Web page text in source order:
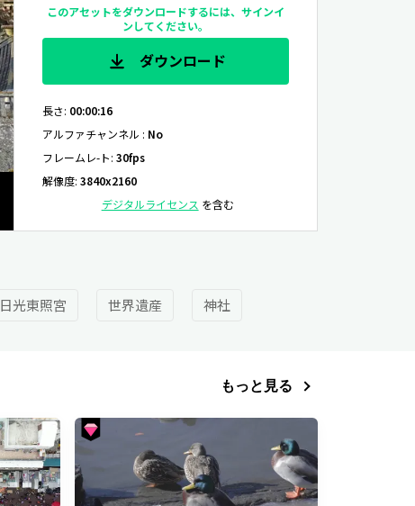
このアセットをダウンロードするには、サインイ
ンしてください。
ダウンロード
長さ: 00:00:16
アルファチャンネル : No
フレームレ-ト: 30fps
解像度: 3840x2160
デジタルライセンス を含む
日光東照宮 世界遺産 神社
もっと見る